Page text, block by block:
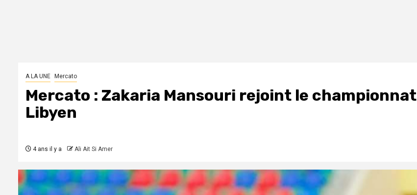
A LA UNE Mercato
Mercato : Zakaria Mansouri rejoint le championnat
Libyen
4 ans il y a Ali Ait Si Amer